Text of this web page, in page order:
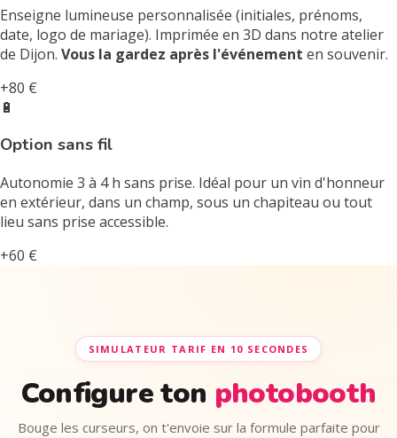
Enseigne lumineuse personnalisée (initiales, prénoms,
date, logo de mariage). Imprimée en 3D dans notre atelier
de Dijon. Vous la gardez après l'événement en souvenir.
+80 €
🔋
Option sans fil
Autonomie 3 à 4 h sans prise. Idéal pour un vin d'honneur
en extérieur, dans un champ, sous un chapiteau ou tout
lieu sans prise accessible.
+60 €
SIMULATEUR TARIF EN 10 SECONDES
Configure ton photobooth
Bouge les curseurs, on t'envoie sur la formule parfaite pour